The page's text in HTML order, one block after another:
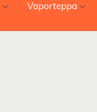
Vaporteppa